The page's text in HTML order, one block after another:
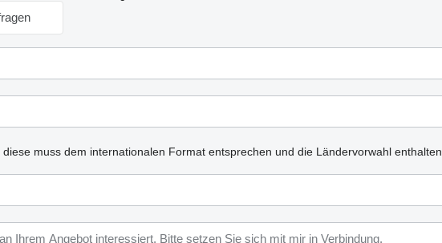
muss dem internationalen Format entsprechen und die Ländervorwahl enthalten.